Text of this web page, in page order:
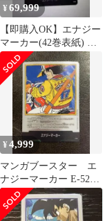
¥69,999
【即購入OK】エナジー
マーカー(42巻表紙) E-
90 銀
¥4,999
マンガブースター エ
ナジーマーカー E-52
銀 17巻